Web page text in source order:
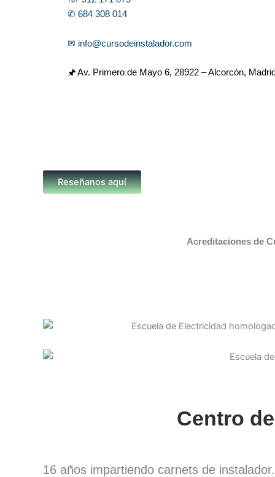
✆ 684 308 014
✉ info@cursodeinstalador.com
🖈 Av. Primero de Mayo 6, 28922 – Alcorcón,
Reseñanos aquí
Acreditaciones de
Centro
16 años impartiendo carnets de